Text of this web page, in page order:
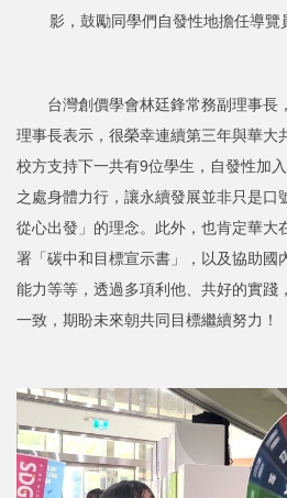
影，鼓勵同學們自發性地擔任導覽
台灣創價學會林廷鋒常務副理事長
理事長表示，很榮幸連續第三年與華大
校方支持下一共有9位學生，自發性加
之處身體力行，讓永續發展並非只是口
從心出發」的理念。此外，也肯定華大
署「碳中和目標宣示書」，以及協助國
能力等等，透過多項利他、共好的實踐
一致，期盼未來朝共同目標繼續努力！